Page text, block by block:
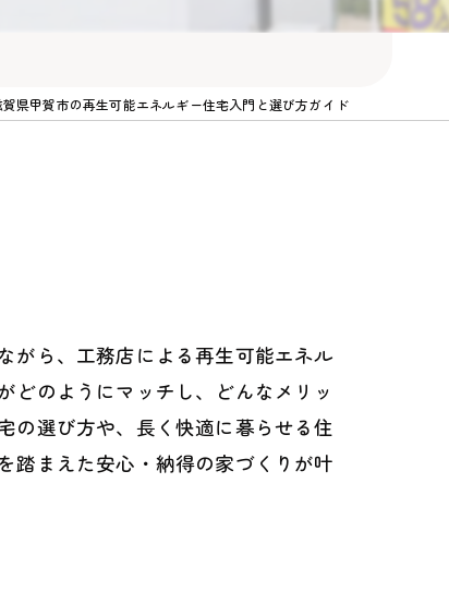
県甲賀市の再生可能エネルギー住宅入門と選び方ガイド
がら、工務店による再生可能エネル
どのようにマッチし、どんなメリッ
の選び方や、長く快適に暮らせる住
踏まえた安心・納得の家づくりが叶